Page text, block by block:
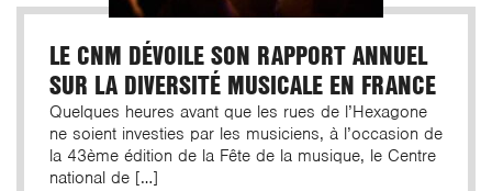
LE CNM DÉVOILE SON RAPPORT ANNUEL
SUR LA DIVERSITÉ MUSICALE EN FRANCE
Quelques heures avant que les rues de l’Hexagone
ne soient investies par les musiciens, à l’occasion de
la 43ème édition de la Fête de la musique, le Centre
national de […]